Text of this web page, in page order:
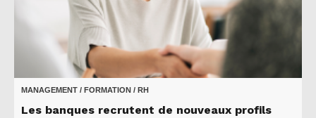
MANAGEMENT / FORMATION / RH
Les banques recrutent de nouveaux profils